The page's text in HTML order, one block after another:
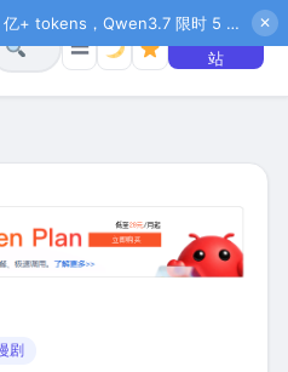
，秒悟新注送 1 万积分，加入 OPC 赢百万助力金，QoderWork CN 首月 0 元 ✕
☰
+ 提交网
站
剧